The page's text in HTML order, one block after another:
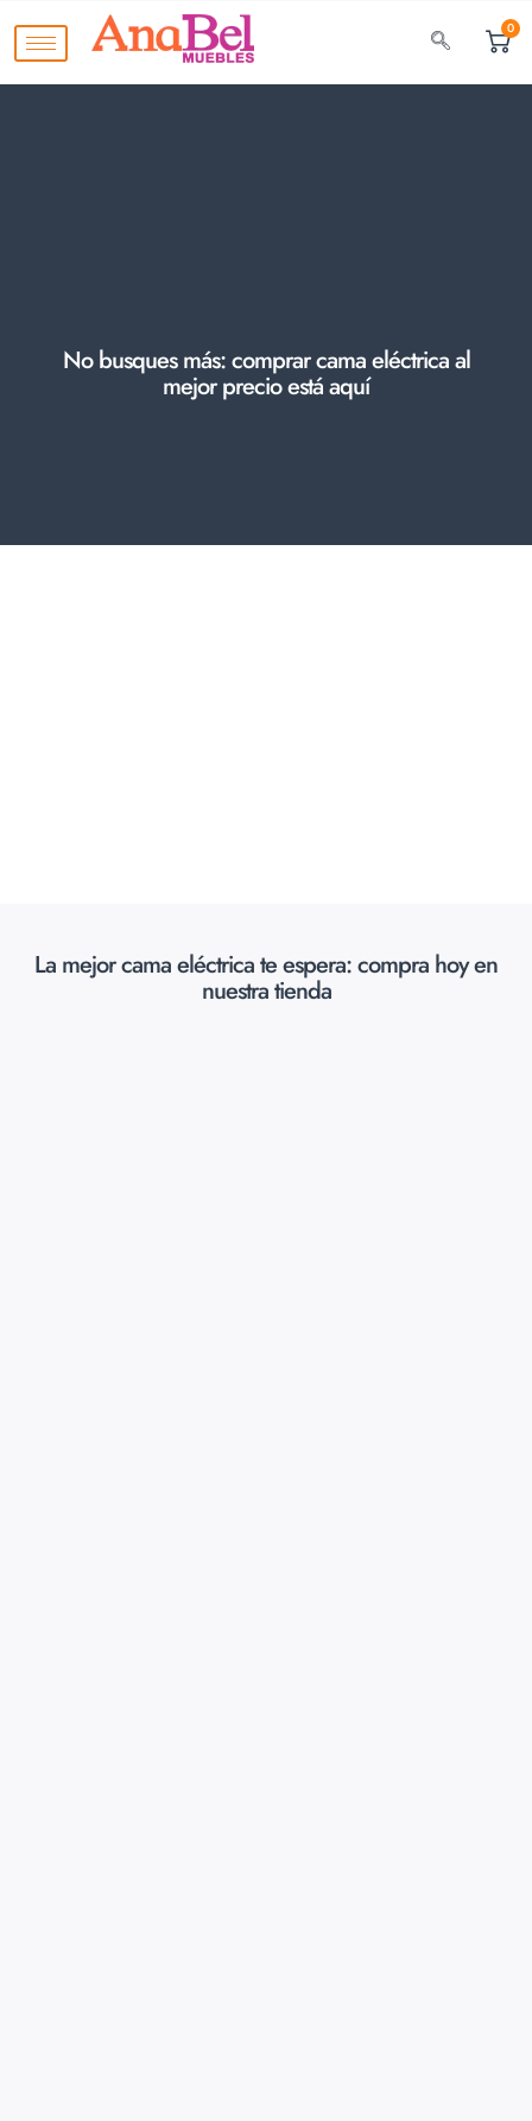
0
No busques más: comprar cama eléctrica al
mejor precio está aquí
La mejor cama eléctrica te espera: compra hoy en
nuestra tienda